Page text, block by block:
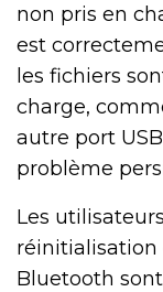
non pris en
est
les fichiers
charge,
autre port
problème
Les
réinitialisation
Bluetooth